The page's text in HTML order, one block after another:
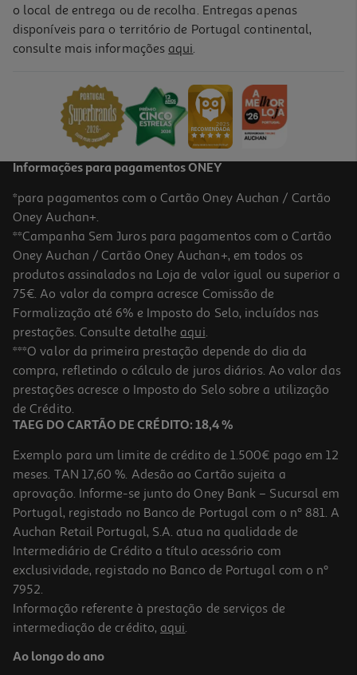
Chapéu Cartão Actuel Golden Party 6un
Bola Papel Actuel 20cm X2
2.49 €/un
2,49 €
Palhinhas Cartão Actuel Golden Party 20un
2.99 €/un
o local de entrega ou de recolha. Entregas apenas
disponíveis para o território de Portugal continental,
consulte mais informações aqui.
Informações para pagamentos ONEY
*para pagamentos com o Cartão Oney Auchan / Cartão
Oney Auchan+.
**Campanha Sem Juros para pagamentos com o Cartão
Oney Auchan / Cartão Oney Auchan+, em todos os
produtos assinalados na Loja de valor igual ou superior a
75€. Ao valor da compra acresce Comissão de
Formalização até 6% e Imposto do Selo, incluídos nas
prestações. Consulte detalhe aqui.
***O valor da primeira prestação depende do dia da
compra, refletindo o cálculo de juros diários. Ao valor das
prestações acresce o Imposto do Selo sobre a utilização
de Crédito.
TAEG DO CARTÃO DE CRÉDITO: 18,4 %
Exemplo para um limite de crédito de 1.500€ pago em 12
meses. TAN 17,60 %. Adesão ao Cartão sujeita a
aprovação. Informe-se junto do Oney Bank – Sucursal em
Portugal, registado no Banco de Portugal com o nº 881. A
Auchan Retail Portugal, S.A. atua na qualidade de
Intermediário de Crédito a título acessório com
exclusividade, registado no Banco de Portugal com o nº
7952.
Informação referente à prestação de serviços de
intermediação de crédito, aqui.
Ao longo do ano